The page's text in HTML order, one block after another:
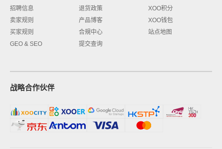
招聘信息
卖家规则
买家规则
GEO & SEO
退货政策
产品博客
合規中心
提交查询
XOO积分
XOO钱包
站点地图
战略合作伙伴